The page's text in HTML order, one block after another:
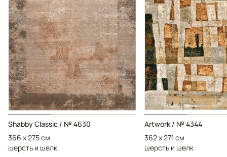
Shabby Classic / № 4630
366 x 275 см
шерсть и шелк
Artwork / № 4344
362 x 271 см
шерсть и шелк